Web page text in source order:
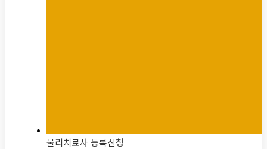
물리치료사 등록신청